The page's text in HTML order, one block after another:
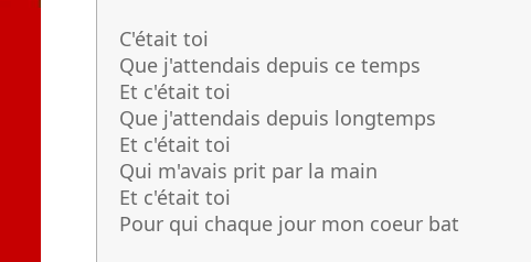
C'était toi
Que j'attendais depuis ce temps
Et c'était toi
Que j'attendais depuis longtemps
Et c'était toi
Qui m'avais prit par la main
Et c'était toi
Pour qui chaque jour mon coeur bat